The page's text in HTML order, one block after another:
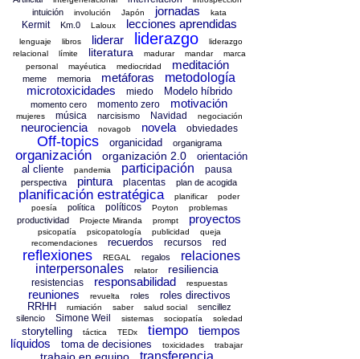
intuición involución Japón jornadas kata
Kermit Km.0 Laloux lecciones aprendidas
lenguaje libros liderar liderazgo
liderazgo
relacional
límite literatura madurar mandar
marca
personal
mayéutica mediocridad meditación
meme memoria metáforas
metodología
microtoxicidades
miedo Modelo híbrido
momento cero momento zero motivación
mujeres música narcisismo Navidad negociación
neurociencia novagob novela obviedades
Off-topics organicidad organigrama
organización organización 2.0
orientación
al cliente
pandemia participación pausa
perspectiva pintura placentas plan de acogida
planificación estratégica planificar
poder
poesía
política políticos Poyton problemas
productividad Projecte Miranda prompt proyectos
psicopatía psicopatología publicidad
queja
recomendaciones
recuerdos recursos red
reflexiones REGAL regalos
relaciones
interpersonales
relator resiliencia
resistencias responsabilidad respuestas
reuniones revuelta roles
roles directivos
RRHH
rumiación saber salud social
sencillez
silencio
Simone Weil sistemas sociopatía soledad
storytelling táctica TEDx tiempo
tiempos
líquidos
toma de decisiones toxicidades trabajar
trabajo en equipo
transferencia